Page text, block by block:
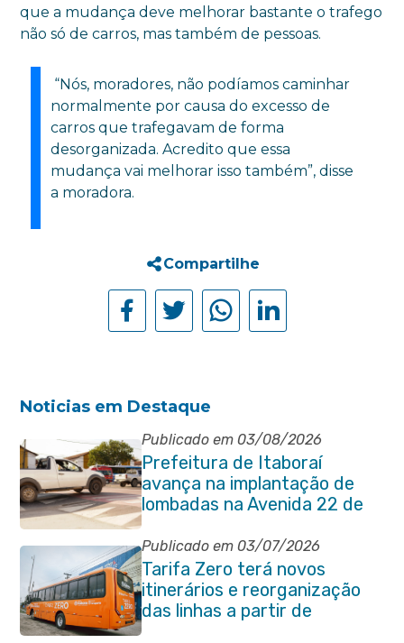
que a mudança deve melhorar bastante o trafego
não só de carros, mas também de pessoas.
“Nós, moradores, não podíamos caminhar
normalmente por causa do excesso de
carros que trafegavam de forma
desorganizada. Acredito que essa
mudança vai melhorar isso também”, disse
a moradora.
Compartilhe
Noticias em Destaque
Publicado em 03/08/2026
Prefeitura de Itaboraí
avança na implantação de
lombadas na Avenida 22 de
Maio para reforçar a
segurança no trânsito
Publicado em 03/07/2026
Tarifa Zero terá novos
itinerários e reorganização
das linhas a partir de
segunda-feira (06/07)